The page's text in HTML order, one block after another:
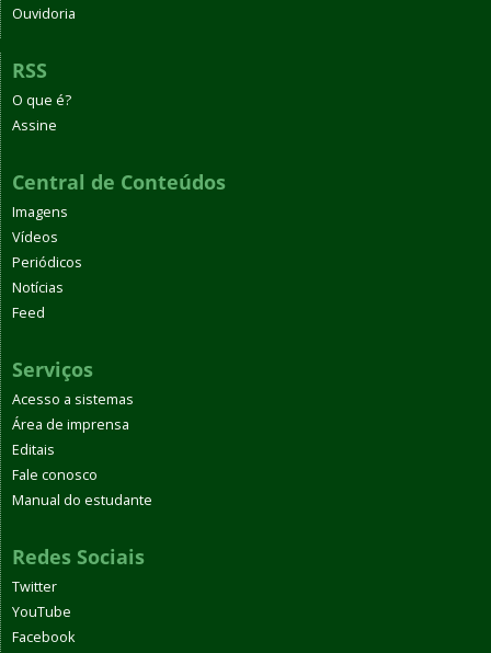
Ouvidoria
RSS
O que é?
Assine
Central de Conteúdos
Imagens
Vídeos
Periódicos
Notícias
Feed
Serviços
Acesso a sistemas
Área de imprensa
Editais
Fale conosco
Manual do estudante
Redes Sociais
Twitter
YouTube
Facebook